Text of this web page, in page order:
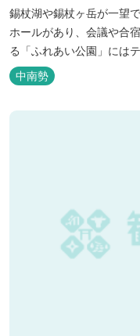
錫杖湖や錫杖ヶ岳が一望
ホールがあり、会議や合
る「ふれあい公園」には
でのびのびと楽しむことが
中南勢